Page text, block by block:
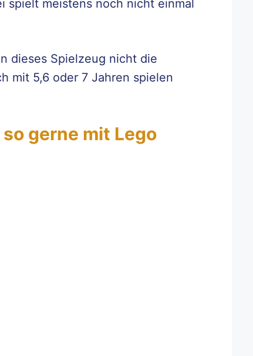
spielt meistens noch nicht einmal
dieses Spielzeug nicht die
mit 5,6 oder 7 Jahren spielen
gerne mit Lego